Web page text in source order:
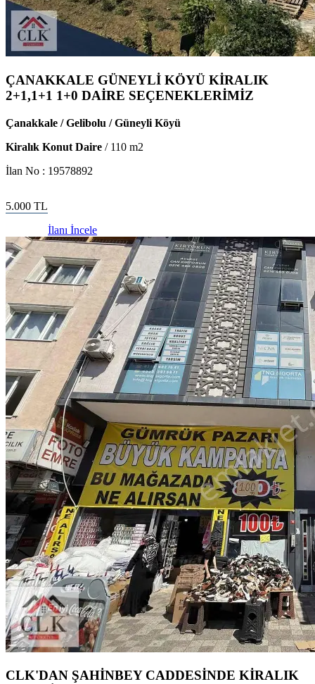
ÇANAKKALE GÜNEYLİ KÖYÜ KİRALIK
2+1,1+1 1+0 DAİRE SEÇENEKLERİMİZ
Çanakkale / Gelibolu / Güneyli Köyü
Kiralık Konut Daire / 110 m2
İlan No : 19578892
5.000 TL
İlanı İncele
CLK'DAN ŞAHİNBEY CADDESİNDE KİRALIK